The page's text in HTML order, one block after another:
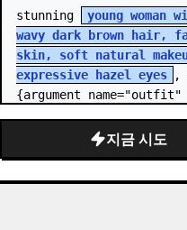
stunning
young woman
wavy dark brown hair,
skin, soft natural
expressive hazel eyes
,
{argument name="outfit"
red streetwear outfit
a…
지금 시도